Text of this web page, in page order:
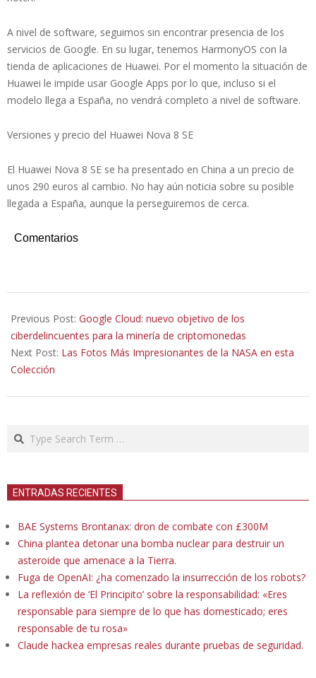
A nivel de software, seguimos sin encontrar presencia de los
servicios de Google. En su lugar, tenemos HarmonyOS con la
tienda de aplicaciones de Huawei. Por el momento la situación de
Huawei le impide usar Google Apps por lo que, incluso si el
modelo llega a España, no vendrá completo a nivel de software.
Versiones y precio del Huawei Nova 8 SE
El Huawei Nova 8 SE se ha presentado en China a un precio de
unos 290 euros al cambio. No hay aún noticia sobre su posible
llegada a España, aunque la perseguiremos de cerca.
Comentarios
11-
29
Previous Post: Google Cloud: nuevo objetivo de los
ciberdelincuentes para la minería de criptomonedas
Next Post: Las Fotos Más Impresionantes de la NASA en esta
Colección
Search
ENTRADAS RECIENTES
BAE Systems Brontanax: dron de combate con £300M
China plantea detonar una bomba nuclear para destruir un
asteroide que amenace a la Tierra.
Fuga de OpenAI: ¿ha comenzado la insurrección de los robots?
La reflexión de ‘El Principito’ sobre la responsabilidad: «Eres
responsable para siempre de lo que has domesticado; eres
responsable de tu rosa»
Claude hackea empresas reales durante pruebas de seguridad.